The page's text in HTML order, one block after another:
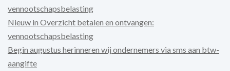
vennootschapsbelasting
Nieuw in Overzicht betalen en ontvangen:
vennootschapsbelasting
Begin augustus herinneren wij ondernemers via sms aan btw-
aangifte